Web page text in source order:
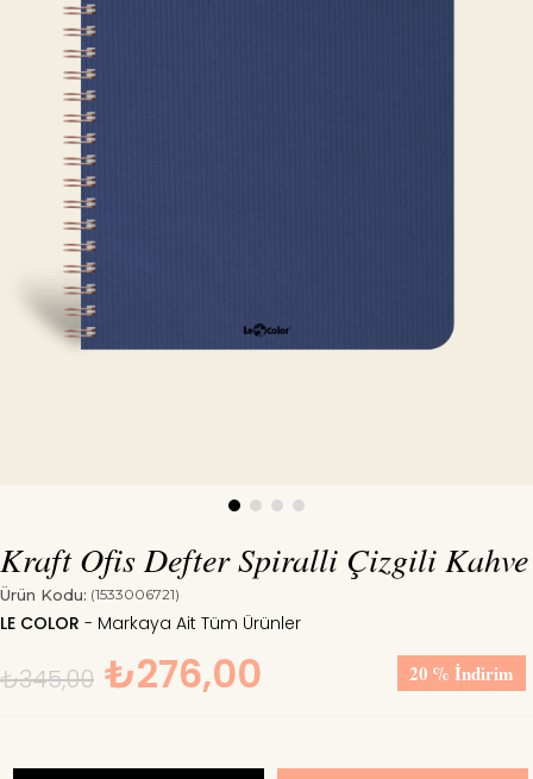
Kraft Ofis Defter Spiralli Çizgili Kahve
Ürün Kodu: (1533006721)
LE COLOR
%
20 İndirim
₺345,00 ₺276,00